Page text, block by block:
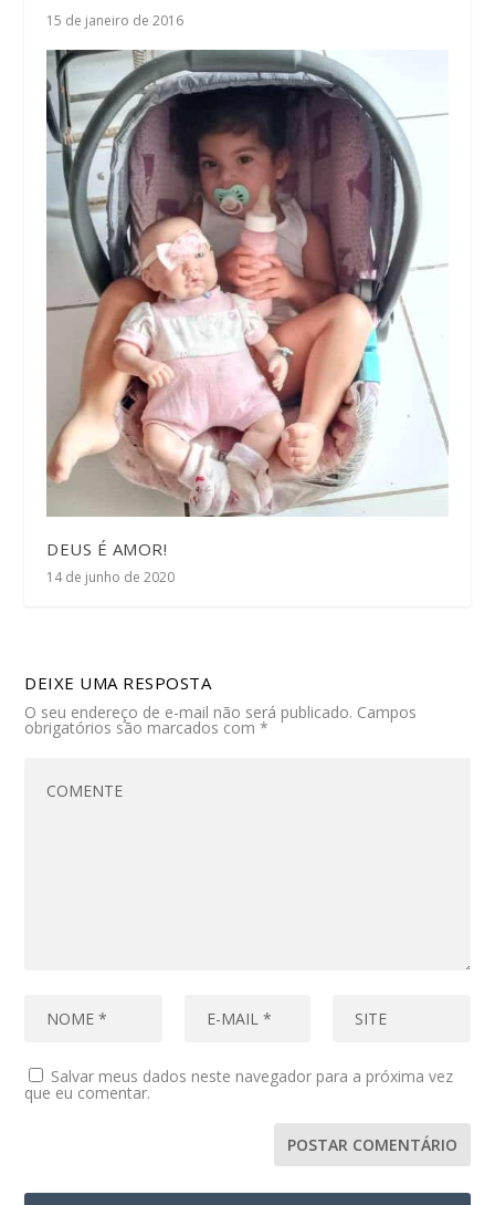
15 de janeiro de 2016
DEUS É AMOR!
14 de junho de 2020
DEIXE UMA RESPOSTA
O seu endereço de e-mail não será publicado. Campos
obrigatórios são marcados com*
Salvar meus dados neste navegador para a próxima vez
que eu comentar.